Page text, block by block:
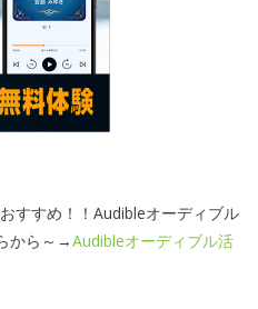
すすめ！！Audibleオーディブル
から～→Audibleオーディブル活